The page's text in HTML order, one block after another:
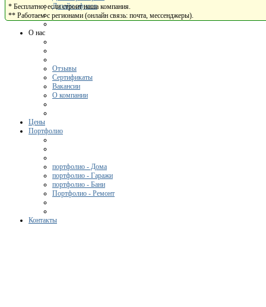
Дизайн офисов
О нас
Отзывы
Сертификаты
Вакансии
О компании
Цены
Портфолио
портфолио - Дома
портфолио - Гаражи
портфолио - Бани
Портфолио - Ремонт
Контакты
* Бесплатно, если строит наша компания.
** Работаем с регионами (онлайн связь: почта, мессенджеры).